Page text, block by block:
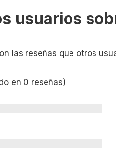
usuarios
las reseñas que otros
en 0 reseñas)